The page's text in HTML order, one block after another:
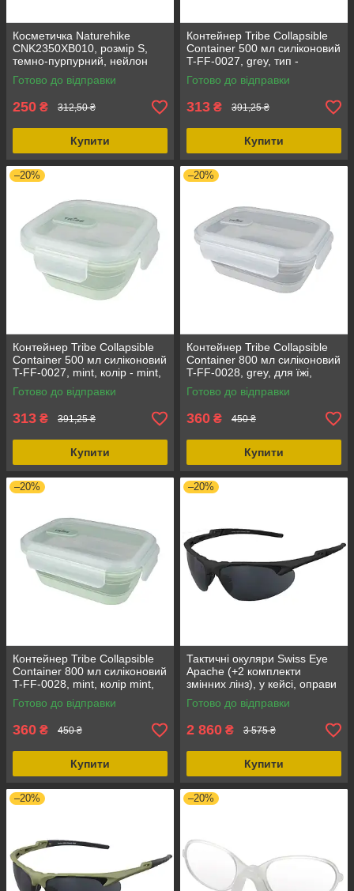
Косметичка Naturehike
CNK2350XB010, розмір S,
темно-пурпурний, нейлон
40D, для подорожей, вага 30
г, 20 x 10 x 10 см
Готово до відправки
250 ₴ 312,50 ₴
Купити
Контейнер Tribe Collapsible
Container 500 мл силіконовий
T-FF-0027, grey, тип -
контейнер, об'єм - 500 мл,
колір - grey
Готово до відправки
313 ₴ 391,25 ₴
Купити
–20%
Контейнер Tribe Collapsible
Container 500 мл силіконовий
T-FF-0027, mint, колір - mint,
матеріал - силікон
Готово до відправки
313 ₴ 391,25 ₴
Купити
–20%
Контейнер Tribe Collapsible
Container 800 мл силіконовий
T-FF-0028, grey, для їжі,
зручний в використанні,
легкий та практичний
Готово до відправки
360 ₴ 450 ₴
Купити
–20%
Контейнер Tribe Collapsible
Container 800 мл силіконовий
T-FF-0028, mint, колір mint,
матеріал - силікон
Готово до відправки
360 ₴ 450 ₴
Купити
–20%
Тактичні окуляри Swiss Eye
Apache (+2 комплекти
змінних лінз), у кейсі, оправи
чорні, полімерні лінзи, захист
від УФ
Готово до відправки
2 860 ₴ 3 575 ₴
Купити
–20% –20%